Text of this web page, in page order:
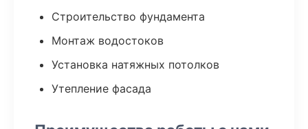
Строительство фундамента
Монтаж водостоков
Установка натяжных потолков
Утепление фасада